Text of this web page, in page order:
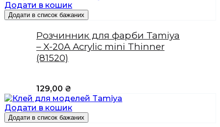
Додати в кошик
Додати в список бажаних
Розчинник для фарби Tamiya
– X-20A Acrylic mini Thinner
(81520)
129,00 ₴
Додати в кошик
Додати в список бажаних